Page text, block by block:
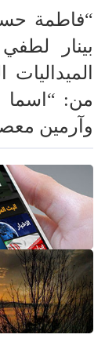
“فاطمة
بينار
من:
وآرمين